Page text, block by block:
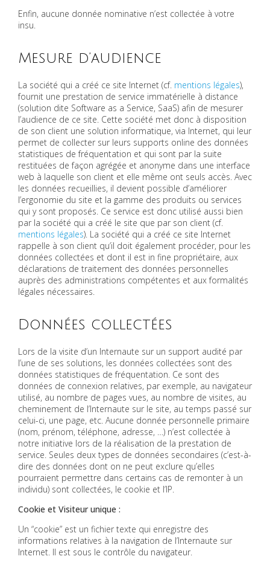
Enfin, aucune donnée nominative n’est collectée à votre
insu.
Mesure d’audience
La société qui a créé ce site Internet (cf. mentions légales),
fournit une prestation de service immatérielle à distance
(solution dite Software as a Service, SaaS) afin de mesurer
l’audience de ce site. Cette société met donc à disposition
de son client une solution informatique, via Internet, qui leur
permet de collecter sur leurs supports online des données
statistiques de fréquentation et qui sont par la suite
restituées de façon agrégée et anonyme dans une interface
web à laquelle son client et elle même ont seuls accès. Avec
les données recueillies, il devient possible d’améliorer
l’ergonomie du site et la gamme des produits ou services
qui y sont proposés. Ce service est donc utilisé aussi bien
par la société qui a créé le site que par son client (cf.
mentions légales). La société qui a créé ce site Internet
rappelle à son client qu’il doit également procéder, pour les
données collectées et dont il est in fine propriétaire, aux
déclarations de traitement des données personnelles
auprès des administrations compétentes et aux formalités
légales nécessaires.
Données collectées
Lors de la visite d’un Internaute sur un support audité par
l’une de ses solutions, les données collectées sont des
données statistiques de fréquentation. Ce sont des
données de connexion relatives, par exemple, au navigateur
utilisé, au nombre de pages vues, au nombre de visites, au
cheminement de l’Internaute sur le site, au temps passé sur
celui-ci, une page, etc. Aucune donnée personnelle primaire
(nom, prénom, téléphone, adresse, …) n’est collectée à
notre initiative lors de la réalisation de la prestation de
service. Seules deux types de données secondaires (c’est-à-
dire des données dont on ne peut exclure qu’elles
pourraient permettre dans certains cas de remonter à un
individu) sont collectées, le cookie et l’IP.
Cookie et Visiteur unique :
Un “cookie” est un fichier texte qui enregistre des
informations relatives à la navigation de l’Internaute sur
Internet. Il est sous le contrôle du navigateur.